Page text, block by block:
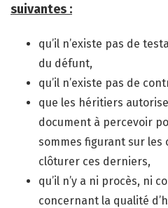
suivantes :
qu’il n’existe pas de
du défunt,
qu’il n’existe pas de
que les héritiers
document à percevoir
sommes figurant sur les
clôturer ces derniers,
qu’il n’y a ni procès, ni
concernant la qualité